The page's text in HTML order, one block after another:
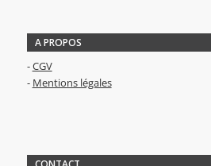
A PROPOS
-CGV
- Mentions légales